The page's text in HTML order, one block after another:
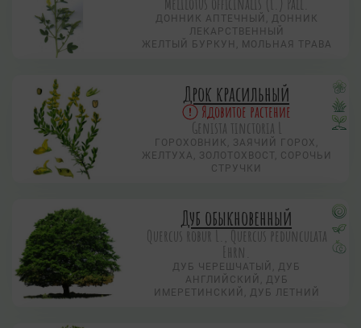
ДОННИК АПТЕЧНЫЙ, ДОННИК
ЛЕКАРСТВЕННЫЙ
ЖЕЛТЫЙ БУРКУН, МОЛЬНАЯ ТРАВА
Дрок красильный
Ядовитое растение
Genista tinctoria L
ГОРОХОВНИК, ЗАЯЧИЙ ГОРОХ,
ЖЕЛТУХА, ЗОЛОТОХВОСТ, СОРОЧЬИ
СТРУЧКИ
Дуб обыкновенный
Quercus robur L., Quercus pedunculata
Ehrn.
ДУБ ЧЕРЕШЧАТЫЙ, ДУБ
АНГЛИЙСКИЙ, ДУБ
ИМЕРЕТИНСКИЙ, ДУБ ЛЕТНИЙ